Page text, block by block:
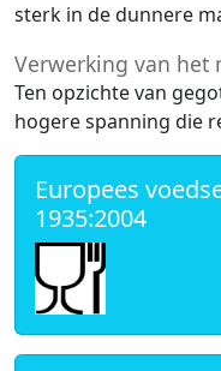
sterk in de dunnere
Verwerking van het
Ten opzichte van
hogere spanning die
Europees
1935:2004